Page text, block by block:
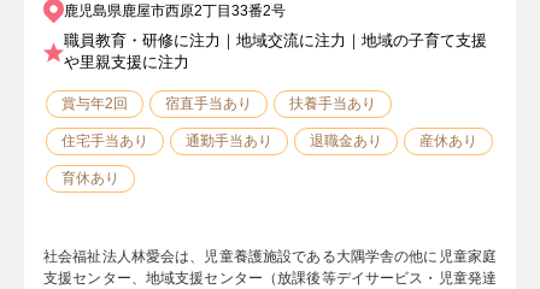
鹿児島県鹿屋市西原2丁目33番2号
職員教育・研修に注力｜地域交流に注力｜地域の子育て支援
や里親支援に注力
賞与年2回 宿直手当あり 扶養手当あり
住宅手当あり 通勤手当あり 退職金あり 産休あり
育休あり
社会福祉法人林愛会は、児童養護施設である大隅学舎の他に児童家庭
支援センター、地域支援センター（放課後等デイサービス・児童発達